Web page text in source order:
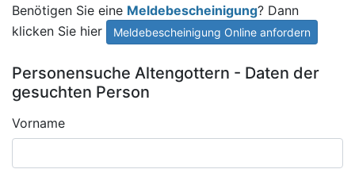
Benötigen Sie eine Meldebescheinigung? Dann
klicken Sie hier
Meldebescheinigung Online anfordern
Personensuche Altengottern - Daten der
gesuchten Person
Vorname